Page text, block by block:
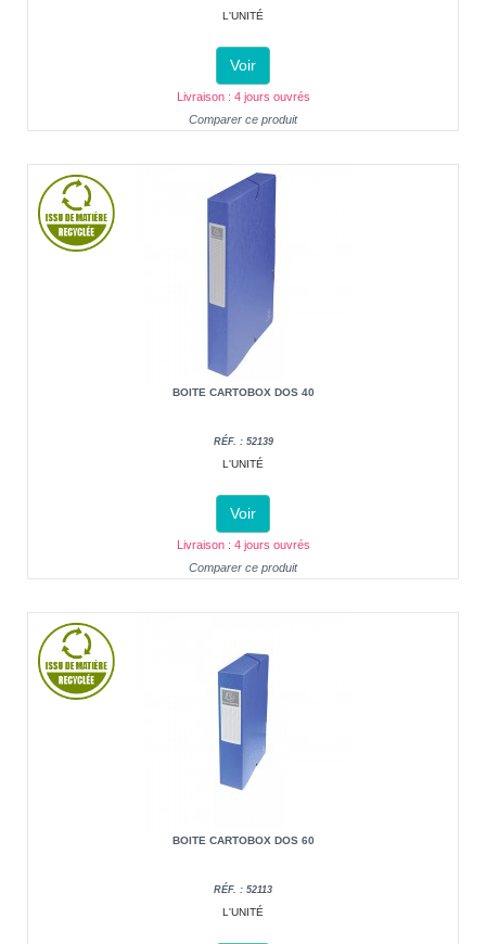
L'UNITÉ
Voir
Livraison : 4 jours ouvrés
Comparer ce produit
BOITE CARTOBOX DOS 40
RÉF. : 52139
L'UNITÉ
Voir
Livraison : 4 jours ouvrés
Comparer ce produit
BOITE CARTOBOX DOS 60
RÉF. : 52113
L'UNITÉ